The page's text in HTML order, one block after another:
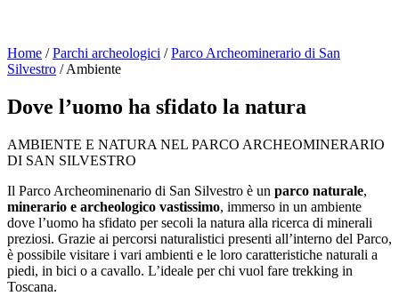
Home /Parchi archeologici /Parco Archeominerario di San
Silvestro /Ambiente
Dove l’uomo ha sfidato la natura
AMBIENTE E NATURA NEL PARCO ARCHEOMINERARIO
DI SAN SILVESTRO
Il Parco Archeominenario di San Silvestro è un parco naturale,
minerario e archeologico vastissimo, immerso in un ambiente
dove l’uomo ha sfidato per secoli la natura alla ricerca di minerali
preziosi. Grazie ai percorsi naturalistici presenti all’interno del Parco,
è possibile visitare i vari ambienti e le loro caratteristiche naturali a
piedi, in bici o a cavallo. L’ideale per chi vuol fare trekking in
Toscana.